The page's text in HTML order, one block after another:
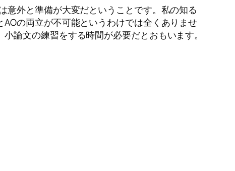
意外と準備が大変だということです。私の知る
の両立が不可能というわけでは全くありませ
論文の練習をする時間が必要だとおもいます。